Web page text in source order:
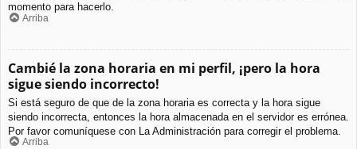
momento para hacerlo.
Arriba
Cambié la zona horaria en mi perfil, ¡pero la hora
sigue siendo incorrecto!
Si está seguro de que de la zona horaria es correcta y la hora sigue
siendo incorrecta, entonces la hora almacenada en el servidor es errónea.
Por favor comuníquese con La Administración para corregir el problema.
Arriba